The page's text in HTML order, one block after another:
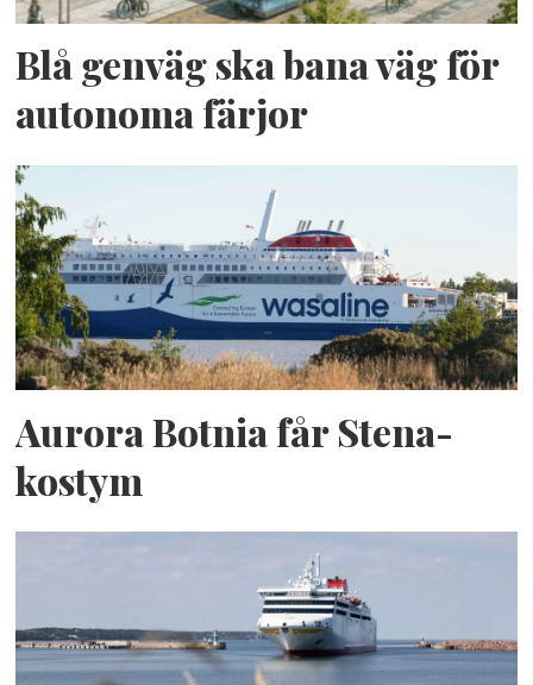
Blå genväg ska bana väg för
autonoma färjor
Aurora Botnia får Stena-
kostym